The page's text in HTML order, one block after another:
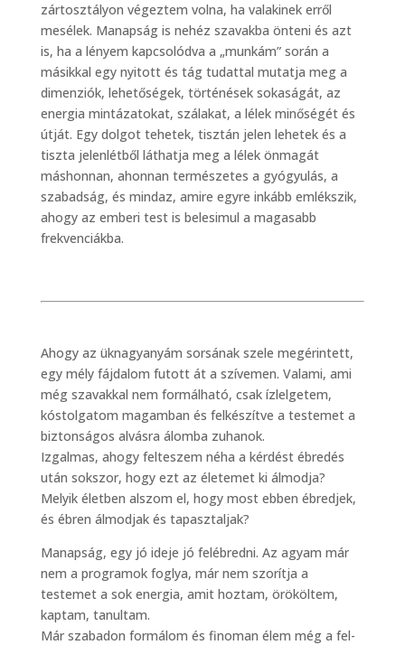
zártosztályon végeztem volna, ha valakinek erről
mesélek. Manapság is nehéz szavakba önteni és azt
is, ha a lényem kapcsolódva a „munkám” során a
másikkal egy nyitott és tág tudattal mutatja meg a
dimenziók, lehetőségek, történések sokaságát, az
energia mintázatokat, szálakat, a lélek minőségét és
útját. Egy dolgot tehetek, tisztán jelen lehetek és a
tiszta jelenlétből láthatja meg a lélek önmagát
máshonnan, ahonnan természetes a gyógyulás, a
szabadság, és mindaz, amire egyre inkább emlékszik,
ahogy az emberi test is belesimul a magasabb
frekvenciákba.
Ahogy az üknagyanyám sorsának szele megérintett,
egy mély fájdalom futott át a szívemen. Valami, ami
még szavakkal nem formálható, csak ízlelgetem,
kóstolgatom magamban és felkészítve a testemet a
biztonságos alvásra álomba zuhanok.
Izgalmas, ahogy felteszem néha a kérdést ébredés
után sokszor, hogy ezt az életemet ki álmodja?
Melyik életben alszom el, hogy most ebben ébredjek,
és ébren álmodjak és tapasztaljak?
Manapság, egy jó ideje jó felébredni. Az agyam már
nem a programok foglya, már nem szorítja a
testemet a sok energia, amit hoztam, örököltem,
kaptam, tanultam.
Már szabadon formálom és finoman élem még a fel-